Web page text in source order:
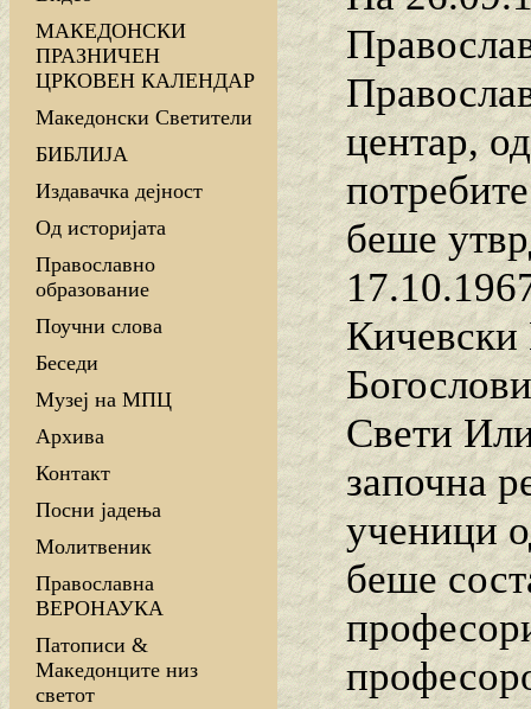
МАКЕДОНСКИ
ПРАЗНИЧЕН
ЦРКОВЕН КАЛЕНДАР
Македонски Светители
БИБЛИЈА
Издавачка дејност
Од историјата
Православно
образование
Поучни слова
Беседи
Музеј на МПЦ
Архива
Контакт
Посни јадења
Молитвеник
Православна
ВЕРОНАУКА
Патописи &
Македонците низ
светот
центар,
беше
Кичевски
Свети
започна
ученици
беше